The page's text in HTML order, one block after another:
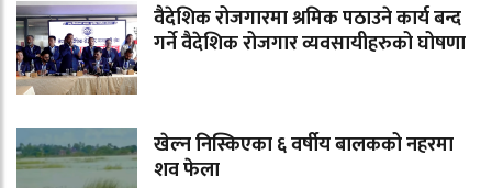
वैदेशिक रोजगारमा श्रमिक पठाउने कार्य बन्द
गर्ने वैदेशिक रोजगार व्यवसायीहरुको घोषणा
खेल्न निस्किएका ६ वर्षीय बालकको नहरमा
शव फेला